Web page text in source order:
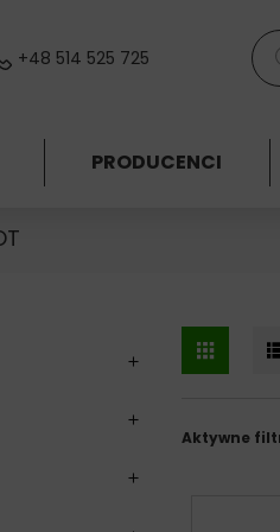
+48 514 525 725
PRODUCENCI
Aktywne